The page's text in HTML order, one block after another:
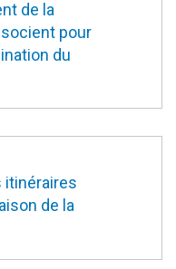
de la
pour
du
itinéraires
de la